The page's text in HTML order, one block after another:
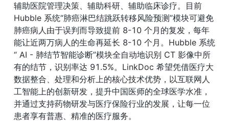
辅助医院管理决策、辅助科研、辅助临床诊疗。目前
Hubble 系统“肺癌淋巴结跳跃转移风险预测”模块可避免
肺癌病人由于误判而导致提前 8-10 个月的复发，每年
能让近两万病人的生命再延长 8-10 个月。Hubble 系统
“ AI - 肺结节智能诊断”模块全自动地识别 CT 影像中所
有的结节，识别率达 91.5%。LinkDoc 希望凭借医疗大
数据整合、处理和分析上的核心技术优势，以互联网人
工智能上的创新研发，提升中国医师的全球医学水准，
并通过支持药物研发与医疗保险行业的发展，让每一位
患者享有普惠、精准的医疗服务。